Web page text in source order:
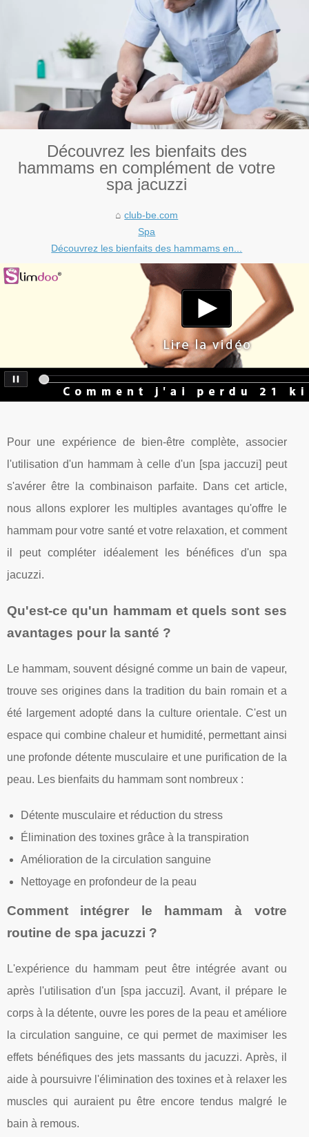
Découvrez les bienfaits des
hammams en complément de votre
spa jacuzzi
club-be.com
Spa
Découvrez les bienfaits des hammams en...
Pour une expérience de bien-être complète, associer
l'utilisation d'un hammam à celle d'un [spa jaccuzi] peut
s'avérer être la combinaison parfaite. Dans cet article,
nous allons explorer les multiples avantages qu'offre le
hammam pour votre santé et votre relaxation, et comment
il peut compléter idéalement les bénéfices d'un spa
jacuzzi.
Qu'est-ce qu'un hammam et quels sont ses
avantages pour la santé ?
Le hammam, souvent désigné comme un bain de vapeur,
trouve ses origines dans la tradition du bain romain et a
été largement adopté dans la culture orientale. C'est un
espace qui combine chaleur et humidité, permettant ainsi
une profonde détente musculaire et une purification de la
peau. Les bienfaits du hammam sont nombreux :
Détente musculaire et réduction du stress
Élimination des toxines grâce à la transpiration
Amélioration de la circulation sanguine
Nettoyage en profondeur de la peau
Comment intégrer le hammam à votre
routine de spa jacuzzi ?
L'expérience du hammam peut être intégrée avant ou
après l'utilisation d'un [spa jaccuzi]. Avant, il prépare le
corps à la détente, ouvre les pores de la peau et améliore
la circulation sanguine, ce qui permet de maximiser les
effets bénéfiques des jets massants du jacuzzi. Après, il
aide à poursuivre l'élimination des toxines et à relaxer les
muscles qui auraient pu être encore tendus malgré le
bain à remous.